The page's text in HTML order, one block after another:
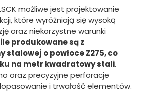
możliwe jest projektowanie
które wyróżniają się wysoką
oraz niekorzystne warunki
produkowane są z
stalowej o powłoce Z275, co
na metr kwadratowy stali.
oraz precyzyjne perforacje
i trwałość elementów.